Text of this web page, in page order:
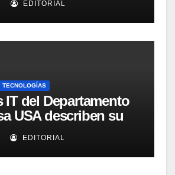
EDITORIAL
TECNOLOGÍAS
IT del Departamento
USA describen su
SOA
EDITORIAL